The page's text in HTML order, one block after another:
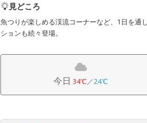
見どころ
魚つりが楽しめる渓流コーナーなど、1日を通
ションも続々登場。
今日 34℃／24℃